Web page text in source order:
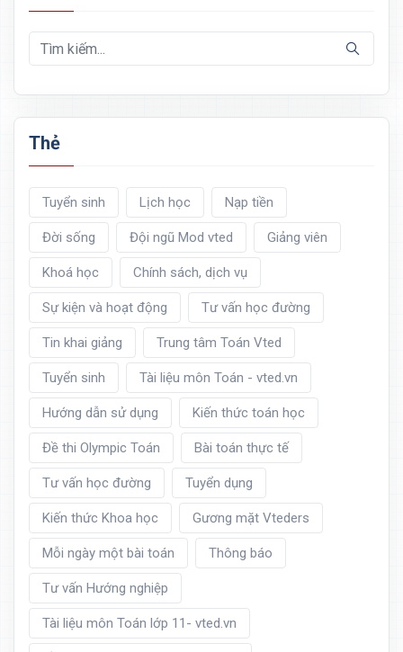
Thẻ
Tuyển sinh Lịch học Nạp tiền
Đời sống Đội ngũ Mod vted Giảng viên
Khoá học Chính sách, dịch vụ
Sự kiện và hoạt động Tư vấn học đường
Tin khai giảng Trung tâm Toán Vted
Tuyển sinh Tài liệu môn Toán - vted.vn
Hướng dẫn sử dụng Kiến thức toán học
Đề thi Olympic Toán Bài toán thực tế
Tư vấn học đường Tuyển dụng
Kiến thức Khoa học Gương mặt Vteders
Mỗi ngày một bài toán Thông báo
Tư vấn Hướng nghiệp
Tài liệu môn Toán lớp 11- vted.vn